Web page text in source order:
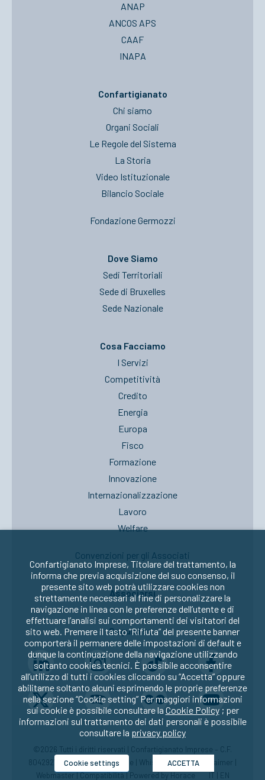
ANAP
ANCOS APS
CAAF
INAPA
Confartigianato
Chi siamo
Organi Sociali
Le Regole del Sistema
La Storia
Video Istituzionale
Bilancio Sociale
Fondazione Germozzi
Dove Siamo
Sedi Territoriali
Sede di Bruxelles
Sede Nazionale
Cosa Facciamo
I Servizi
Competitività
Credito
Energia
Europa
Fisco
Formazione
Innovazione
Internazionalizzazione
Lavoro
Welfare
Convenzioni per gli Associati
Associarsi
Seguici su:
©2026 Tutti i diritti riservati | Confartigianato Imprese – C.F.
80429270582 |Privacy|Cookie Whistleblowing|Disclaimer
Webmaster|Compatibilità| Powered by Horace IT EN
Confartigianato Imprese, Titolare del trattamento, la
informa che previa acquisizione del suo consenso, il
presente sito web potrà utilizzare cookies non
strettamente necessari al fine di personalizzare la
navigazione in linea con le preferenze dell’utente e di
effettuare l’analisi sui comportamenti dei visitatori del
sito web. Premere il tasto “Rifiuta” del presente banner
comporterà il permanere delle impostazioni di default e
dunque la continuazione della navigazione utilizzando
soltanto cookies tecnici. È possibile acconsentire
all’utilizzo di tutti i cookies cliccando su “Accetta” oppure
abilitarne soltanto alcuni esprimendo le proprie preferenze
nella sezione “Cookie setting” Per maggiori informazioni
sui cookie è possibile consultare la Cookie Policy; per
informazioni sul trattamento dei dati personali è possibile
consultare la privacy policy
Cookie settings ACCETTA